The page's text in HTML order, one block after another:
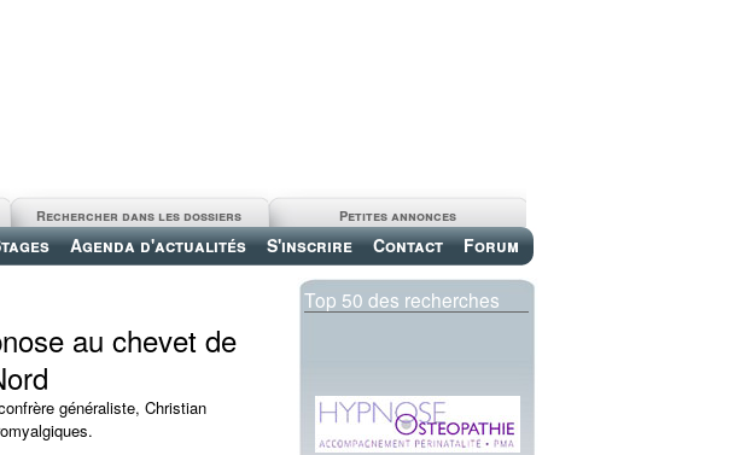
Agenda d'actualités S'inscrire Contact Forum
Petites annonces
Rechercher dans les dossiers
au chevet de
généraliste, Christian
Top 50 des recherches